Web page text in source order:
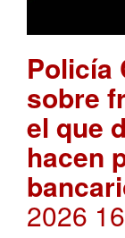
Policía
sobre
el que
hacen
2026